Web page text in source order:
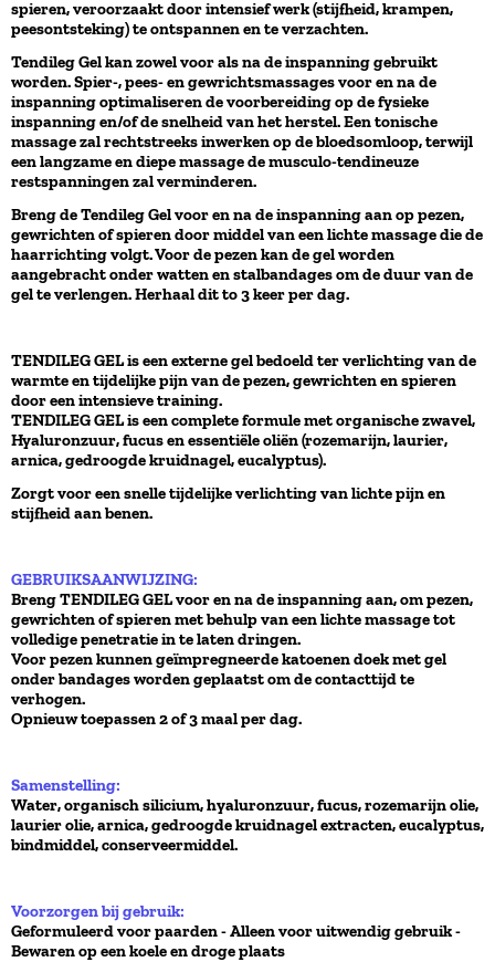
spieren, veroorzaakt door intensief werk (stijfheid, krampen,
peesontsteking) te ontspannen en te verzachten.
Tendileg Gel kan zowel voor als na de inspanning gebruikt
worden. Spier-, pees- en gewrichtsmassages voor en na de
inspanning optimaliseren de voorbereiding op de fysieke
inspanning en/of de snelheid van het herstel. Een tonische
massage zal rechtstreeks inwerken op de bloedsomloop, terwijl
een langzame en diepe massage de musculo-tendineuze
restspanningen zal verminderen.
Breng de Tendileg Gel voor en na de inspanning aan op pezen,
gewrichten of spieren door middel van een lichte massage die de
haarrichting volgt. Voor de pezen kan de gel worden
aangebracht onder watten en stalbandages om de duur van de
gel te verlengen. Herhaal dit to 3 keer per dag.
TENDILEG GEL is een externe gel bedoeld ter verlichting van de
warmte en tijdelijke pijn van de pezen, gewrichten en spieren
door een intensieve training.
TENDILEG GEL is een complete formule met organische zwavel,
Hyaluronzuur, fucus en essentiële oliën (rozemarijn, laurier,
arnica, gedroogde kruidnagel, eucalyptus).
Zorgt voor een snelle tijdelijke verlichting van lichte pijn en
stijfheid aan benen.
GEBRUIKSAANWIJZING:
Breng TENDILEG GEL voor en na de inspanning aan, om pezen,
gewrichten of spieren met behulp van een lichte massage tot
volledige penetratie in te laten dringen.
Voor pezen kunnen geïmpregneerde katoenen doek met gel
onder bandages worden geplaatst om de contacttijd te
verhogen.
Opnieuw toepassen 2 of 3 maal per dag.
Samenstelling:
Water, organisch silicium, hyaluronzuur, fucus, rozemarijn olie,
laurier olie, arnica, gedroogde kruidnagel extracten, eucalyptus,
bindmiddel, conserveermiddel.
Voorzorgen bij gebruik:
Geformuleerd voor paarden - Alleen voor uitwendig gebruik -
Bewaren op een koele en droge plaats